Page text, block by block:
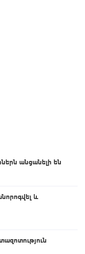
անցանելի են
և